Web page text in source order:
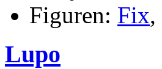
Figuren: Fix,
Lupo